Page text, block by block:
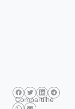
Compartilhe